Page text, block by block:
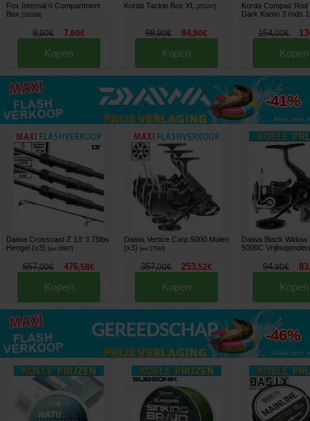
Fox Internal 6 Compartment
Box [210189]
8,90€ 7,60€
Kopen
Korda Tackle Box XL [210247]
98,90€ 84,90€
Kopen
Korda Compac Rod
Dark Kamo 3 rods
154,00€
Kopen
tot
-41%
Alles zien »
Daiwa Crosscast Z 13' 3.75lbs
Hengel (x3)
[esc16907]
657,00€ 476,58€
Kopen
Daiwa Vertice Carp 5000 Molen
(x3)
[esc17544]
357,00€ 253,52€
Kopen
Daiwa Black Widow
5000C
94,90€ 83
Kopen
tot
-46%
Alles zien »